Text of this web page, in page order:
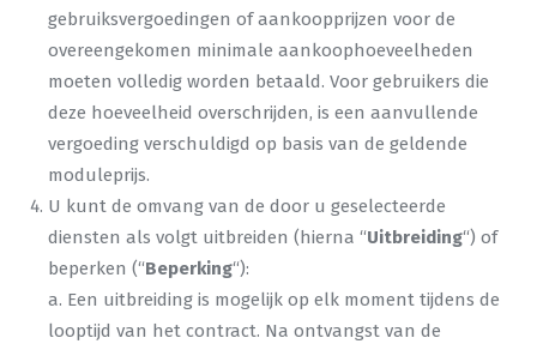
gebruiksvergoedingen of aankoopprijzen voor de
overeengekomen minimale aankoophoeveelheden
moeten volledig worden betaald. Voor gebruikers die
deze hoeveelheid overschrijden, is een aanvullende
vergoeding verschuldigd op basis van de geldende
moduleprijs.
U kunt de omvang van de door u geselecteerde
diensten als volgt uitbreiden (hierna “Uitbreiding“) of
beperken (“Beperking“):
a. Een uitbreiding is mogelijk op elk moment tijdens de
looptijd van het contract. Na ontvangst van de